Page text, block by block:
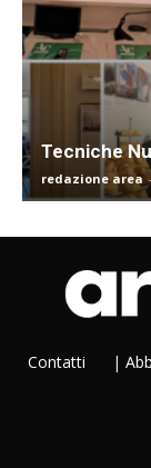
Tecniche
redazione area
Contatti |